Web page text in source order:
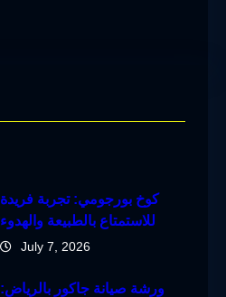
كوخ بورجومي: تجربة فريدة
للاستمتاع بالطبيعة والهدوء
July 7, 2026
ورشة صيانة جاكور بالرياض: